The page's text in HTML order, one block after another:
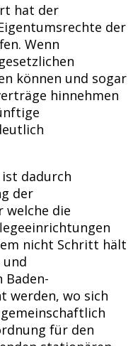
hat der
der
Wenn
können und sogar
hinnehmen
dadurch
der
welche die
nicht Schritt hält
Baden-
werden, wo sich
für den